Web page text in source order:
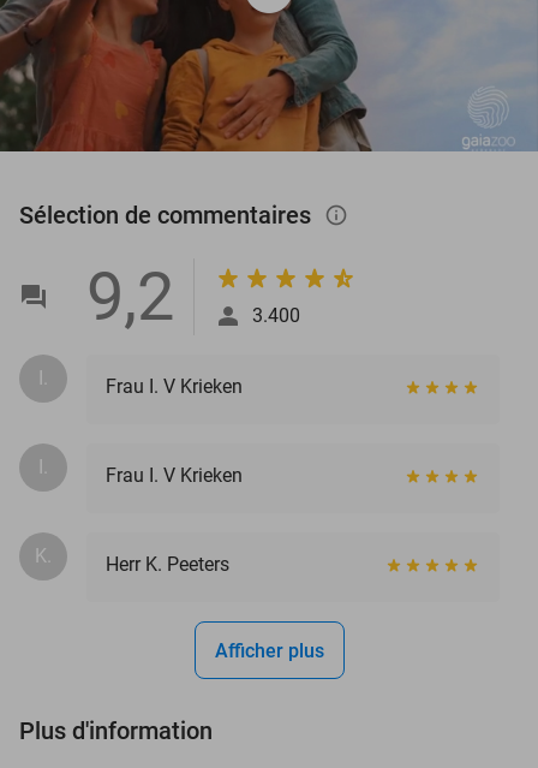
Sélection de commentaires info_outlined
9,2 3.400
I. Frau I. V Krieken
I. Frau I. V Krieken
K. Herr K. Peeters
Afficher plus
Plus d'information